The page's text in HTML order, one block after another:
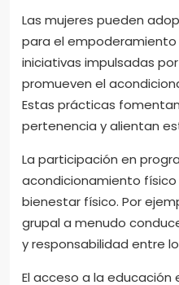
Las mujeres pueden
para el
iniciativas impulsadas
promueven el
Estas prácticas
pertenencia y alientan
La participación en
acondicionamiento
bienestar físico. Por
grupal a menudo
y responsabilidad entre
El acceso a la